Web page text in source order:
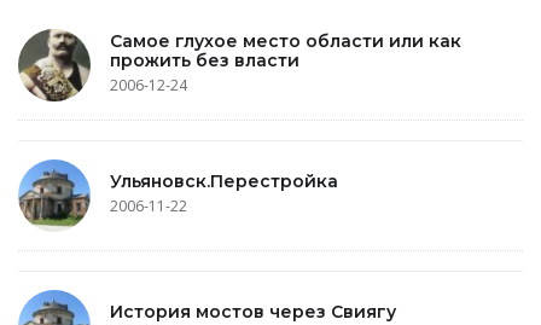
Самое глухое место области или как
прожить без власти
2006-12-24
Ульяновск.Перестройка
2006-11-22
История мостов через Свиягу